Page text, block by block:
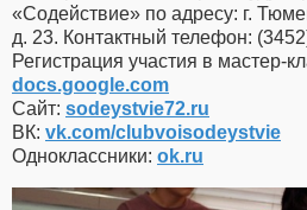
«Содействие» по адресу: г.
д. 23. Контактный телефон:
Регистрация участия в мастер-
docs.google.com
Сайт: sodeystvie72.ru
ВК: vk.com/clubvoisodeystvie
Одноклассники: ok.ru